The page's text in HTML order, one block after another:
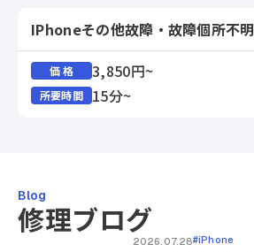
IPhoneその他故障・故障個所不明
価 格 3,850円~
所要時間 15分~
Blog
修理ブログ
2026.07.28#iPhone